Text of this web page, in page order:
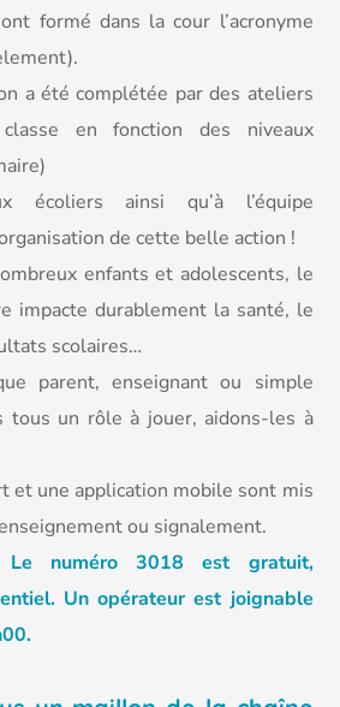
formé dans la cour l’acronyme
a été complétée par des ateliers
en fonction des niveaux
écoliers ainsi qu’à l’équipe
de cette belle action !
enfants et adolescents, le
impacte durablement la santé, le
scolaires…
parent, enseignant ou simple
tous un rôle à jouer, aidons-les à
et une application mobile sont mis
ou signalement.
Le numéro 3018 est gratuit,
Un opérateur est joignable